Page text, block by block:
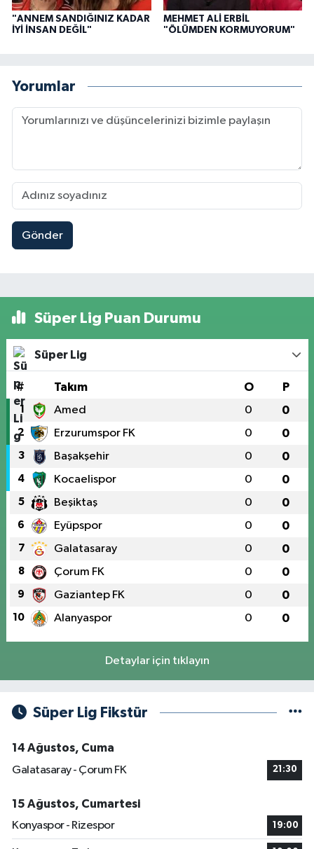
"ANNEM SANDIĞINIZ KADAR
İYİ İNSAN DEĞİL"
MEHMET ALİ ERBİL
"ÖLÜMDEN KORMUYORUM"
Yorumlar
Gönder
Süper Lig Puan Durumu
Süper Lig
# Takım O P
1 Amed 0 0
2 Erzurumspor FK 0 0
3 Başakşehir 0 0
4 Kocaelispor 0 0
5 Beşiktaş 0 0
6 Eyüpspor 0 0
7 Galatasaray 0 0
8 Çorum FK 0 0
9 Gaziantep FK 0 0
10 Alanyaspor 0 0
Detaylar için tıklayın
Süper Lig Fikstür
14 Ağustos, Cuma
Galatasaray - Çorum FK
21:30
15 Ağustos, Cumartesi
Konyaspor - Rizespor
19:00